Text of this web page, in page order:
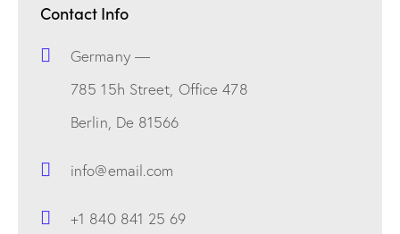
Contact Info
Germany —
785 15h Street, Office 478
Berlin, De 81566
info@email.com
+1 840 841 25 69